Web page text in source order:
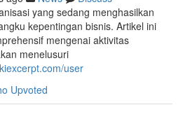
yang sedang menghasilkan
kepentingan bisnis. Artikel ini
mengenai aktivitas
menelusuri
user
Upvoted